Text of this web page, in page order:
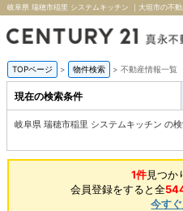
岐阜県 瑞穂市稲里 システムキッチン ｜大垣市の不
TOPページ > 物件検索 > 不動産情報一覧
現在の検索条件
岐阜県 瑞穂市稲里 システムキッチン の
1件見つか
会員登録をすると全
今す